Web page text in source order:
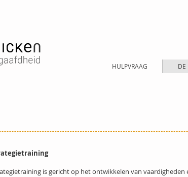
HULPVRAAG DE
is gericht op het ontwikkelen van vaardigheden